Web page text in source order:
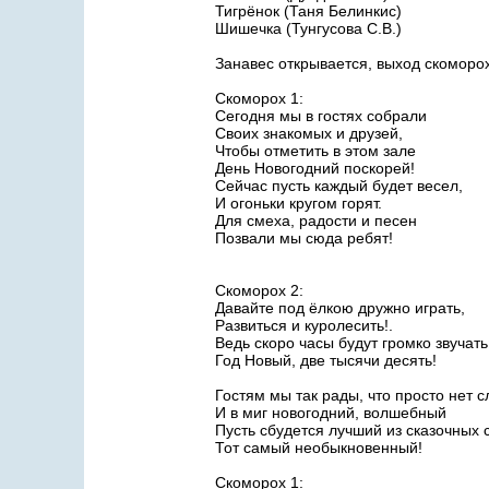
Тигрёнок (Таня Белинкис)
Шишечка (Тунгусова С.В.)
Занавес открывается, выход
Скоморох 1:
Сегодня мы в гостях собрали
Своих знакомых и друзей,
Чтобы отметить в этом зале
День Новогодний поскорей!
Сейчас пусть каждый будет весел,
И огоньки кругом горят.
Для смеха, радости и песен
Позвали мы сюда ребят!
Скоморох 2:
Давайте под ёлкою дружно играть,
Развиться и куролесить!.
Ведь скоро часы будут громко
Год Новый, две тысячи десять!
Гостям мы так рады, что просто нет
И в миг новогодний, волшебный
Пусть сбудется лучший из сказочных
Тот самый необыкновенный!
Скоморох 1: